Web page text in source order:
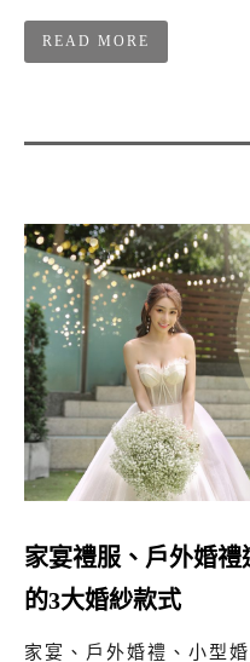
READ MORE
家宴禮服、戶外婚
的3大婚紗款式
家宴、戶外婚禮、小型